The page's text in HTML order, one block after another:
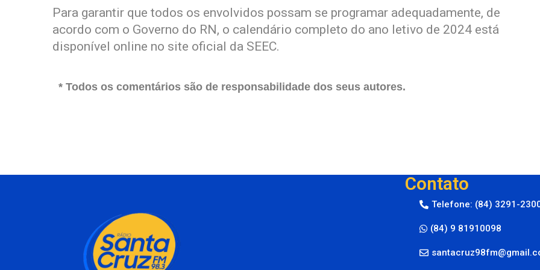
Para garantir que todos os envolvidos possam se programar adequadamente, de
acordo com o Governo do RN, o calendário completo do ano letivo de 2024 está
disponível online no site oficial da SEEC.
* Todos os comentários são de responsabilidade dos seus autores.
Contato
Telefone: (84) 3291-
(84) 9 81910098